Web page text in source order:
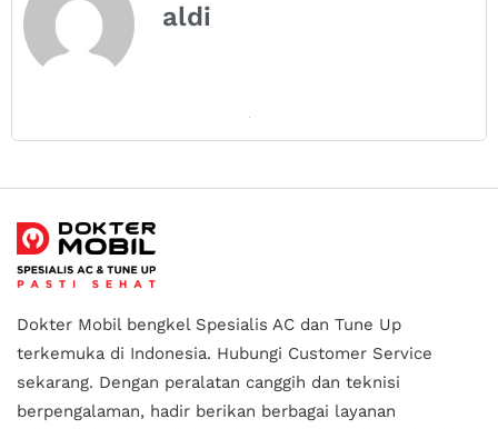
aldi
Dokter Mobil bengkel Spesialis AC dan Tune Up
terkemuka di Indonesia. Hubungi Customer Service
sekarang. Dengan peralatan canggih dan teknisi
berpengalaman, hadir berikan berbagai layanan